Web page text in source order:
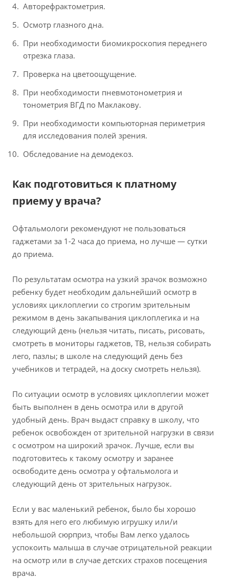
Авторефрактометрия.
Осмотр глазного дна.
При необходимости биомикроскопия переднего
отрезка глаза.
Проверка на цветоощущение.
При необходимости пневмотонометрия и
тонометрия ВГД по Маклакову.
При необходимости компьюторная периметрия
для исследования полей зрения.
Обследование на демодекоз.
Как подготовиться к платному
приему у врача?
Офтальмологи рекомендуют не пользоваться
гаджетами за 1-2 часа до приема, но лучше — сутки
до приема.
По результатам осмотра на узкий зрачок возможно
ребенку будет необходим дальнейший осмотр в
условиях циклоплегии со строгим зрительным
режимом в день закапывания циклоплегика и на
следующий день (нельзя читать, писать, рисовать,
смотреть в мониторы гаджетов, ТВ, нельзя собирать
лего, пазлы; в школе на следующий день без
учебников и тетрадей, на доску смотреть нельзя).
По ситуации осмотр в условиях циклоплегии может
быть выполнен в день осмотра или в другой
удобный день. Врач выдаст справку в школу, что
ребенок освобожден от зрительной нагрузки в связи
с осмотром на широкий зрачок. Лучше, если вы
подготовитесь к такому осмотру и заранее
освободите день осмотра у офтальмолога и
следующий день от зрительных нагрузок.
Если у вас маленький ребенок, было бы хорошо
взять для него его любимую игрушку или/и
небольшой сюрприз, чтобы Вам легко удалось
успокоить малыша в случае отрицательной реакции
на осмотр или в случае детских страхов посещения
врача.